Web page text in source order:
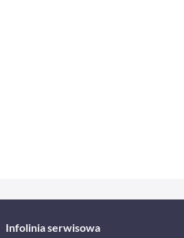
Infolinia serwisowa